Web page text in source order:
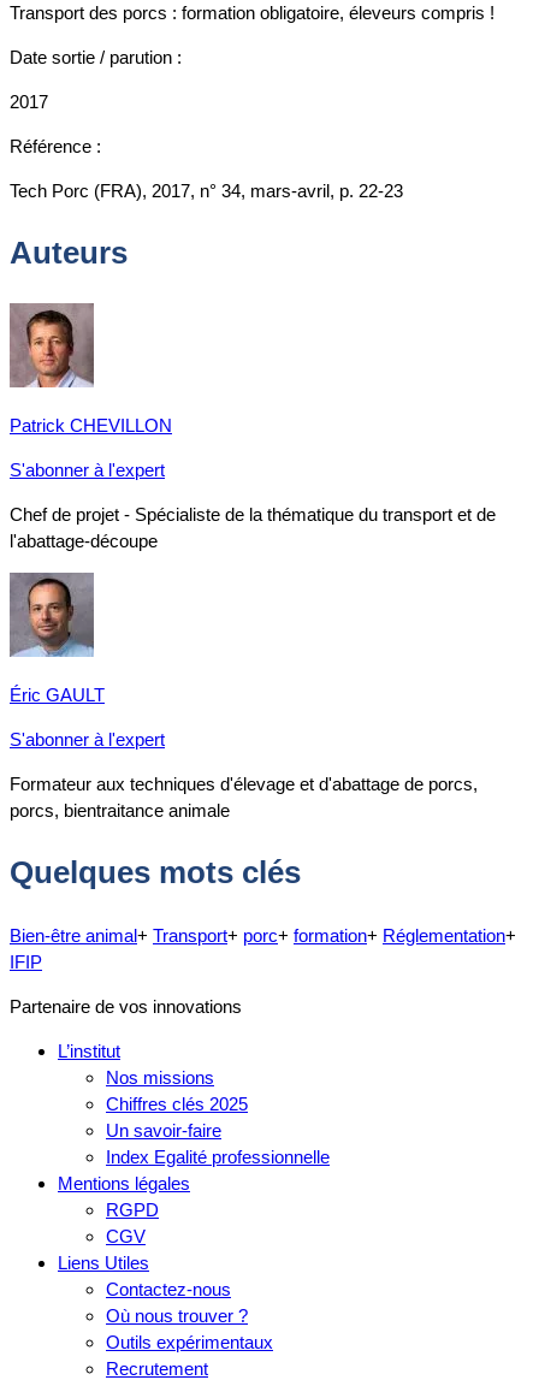
Transport des porcs : formation obligatoire, éleveurs compris !
Date sortie / parution :
2017
Référence :
Tech Porc (FRA), 2017, n° 34, mars-avril, p. 22-23
Auteurs
Patrick CHEVILLON
S'abonner à l'expert
Chef de projet - Spécialiste de la thématique du transport et de
l'abattage-découpe
Éric GAULT
S'abonner à l'expert
Formateur aux techniques d'élevage et d'abattage de porcs,
porcs, bientraitance animale
Quelques mots clés
Bien-être animal+ Transport+ porc+ formation+ Réglementation+
IFIP
Partenaire de vos innovations
L’institut
Nos missions
Chiffres clés 2025
Un savoir-faire
Index Egalité professionnelle
Mentions légales
RGPD
CGV
Liens Utiles
Contactez-nous
Où nous trouver ?
Outils expérimentaux
Recrutement